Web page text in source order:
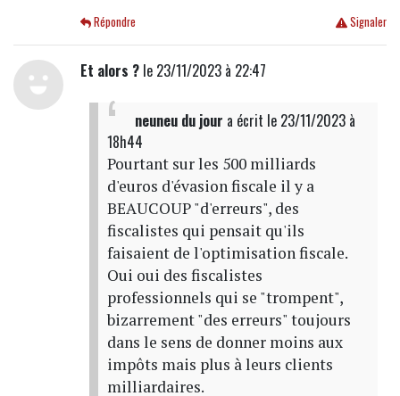
Signaler
Répondre
Et alors ?le 23/11/2023 à 22:47
neuneu du jour a écrit le 23/11/2023 à
18h44
Pourtant sur les 500 milliards
d'euros d'évasion fiscale il y a
BEAUCOUP "d'erreurs", des
fiscalistes qui pensait qu'ils
faisaient de l'optimisation fiscale.
Oui oui des fiscalistes
professionnels qui se "trompent",
bizarrement "des erreurs" toujours
dans le sens de donner moins aux
impôts mais plus à leurs clients
milliardaires.